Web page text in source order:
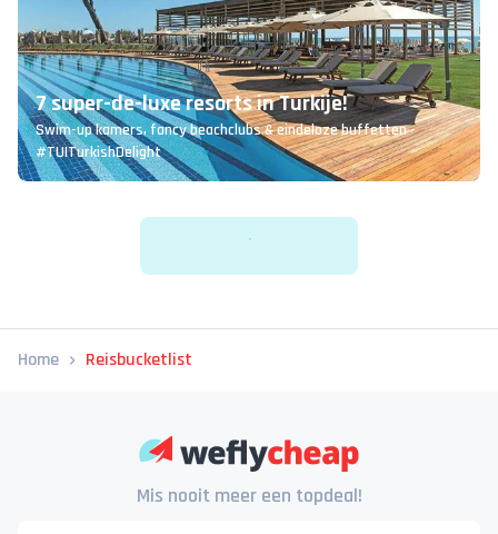
7 super-de-luxe resorts in Turkije!
Swim-up kamers, fancy beachclubs & eindeloze buffetten -
#TUITurkishDelight
Home Reisbucketlist
Mis nooit meer een topdeal!